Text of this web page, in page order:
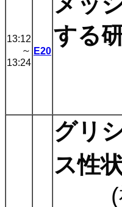
13:12
～
13:24
E20
する
グリ
ス性